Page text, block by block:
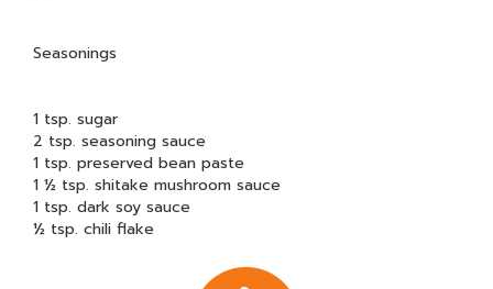
Seasonings
1 tsp. sugar
2 tsp. seasoning sauce
1 tsp. preserved bean paste
1 ½ tsp. shitake mushroom sauce
1 tsp. dark soy sauce
½ tsp. chili flake